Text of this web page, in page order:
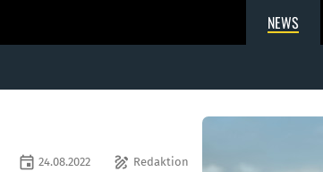
NEWS
draw Redaktion
event 24.08.2022